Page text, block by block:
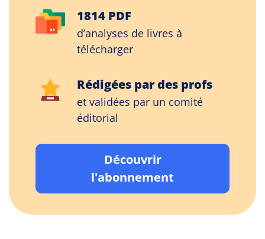
1814 PDF
d’analyses de livres à
télécharger
Rédigées par des profs
et validées par un comité
éditorial
Découvrir
l'abonnement